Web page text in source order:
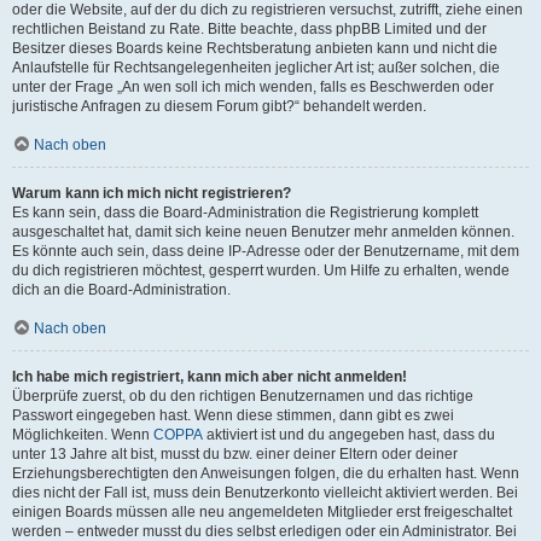
oder die Website, auf der du dich zu registrieren versuchst, zutrifft, ziehe einen
rechtlichen Beistand zu Rate. Bitte beachte, dass phpBB Limited und der
Besitzer dieses Boards keine Rechtsberatung anbieten kann und nicht die
Anlaufstelle für Rechtsangelegenheiten jeglicher Art ist; außer solchen, die
unter der Frage „An wen soll ich mich wenden, falls es Beschwerden oder
juristische Anfragen zu diesem Forum gibt?“ behandelt werden.
Nach oben
Warum kann ich mich nicht registrieren?
Es kann sein, dass die Board-Administration die Registrierung komplett
ausgeschaltet hat, damit sich keine neuen Benutzer mehr anmelden können.
Es könnte auch sein, dass deine IP-Adresse oder der Benutzername, mit dem
du dich registrieren möchtest, gesperrt wurden. Um Hilfe zu erhalten, wende
dich an die Board-Administration.
Nach oben
Ich habe mich registriert, kann mich aber nicht anmelden!
Überprüfe zuerst, ob du den richtigen Benutzernamen und das richtige
Passwort eingegeben hast. Wenn diese stimmen, dann gibt es zwei
Möglichkeiten. Wenn COPPA aktiviert ist und du angegeben hast, dass du
unter 13 Jahre alt bist, musst du bzw. einer deiner Eltern oder deiner
Erziehungsberechtigten den Anweisungen folgen, die du erhalten hast. Wenn
dies nicht der Fall ist, muss dein Benutzerkonto vielleicht aktiviert werden. Bei
einigen Boards müssen alle neu angemeldeten Mitglieder erst freigeschaltet
werden – entweder musst du dies selbst erledigen oder ein Administrator. Bei